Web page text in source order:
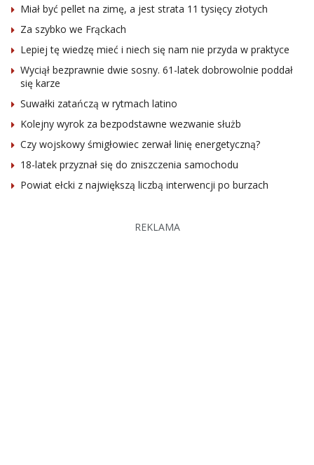
Miał być pellet na zimę, a jest strata 11 tysięcy złotych
Za szybko we Frąckach
Lepiej tę wiedzę mieć i niech się nam nie przyda w praktyce
Wyciął bezprawnie dwie sosny. 61-latek dobrowolnie poddał
się karze
Suwałki zatańczą w rytmach latino
Kolejny wyrok za bezpodstawne wezwanie służb
Czy wojskowy śmigłowiec zerwał linię energetyczną?
18-latek przyznał się do zniszczenia samochodu
Powiat ełcki z największą liczbą interwencji po burzach
REKLAMA